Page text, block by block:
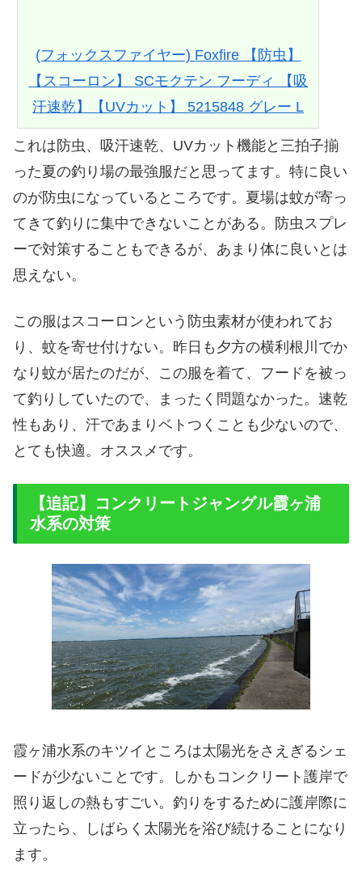
(フォックスファイヤー) Foxfire 【防虫】
【スコーロン】 SCモクテン フーディ 【吸
汗速乾】【UVカット】 5215848 グレー L
これは防虫、吸汗速乾、UVカット機能と三拍子揃
った夏の釣り場の最強服だと思ってます。特に良い
のが防虫になっているところです。夏場は蚊が寄っ
てきて釣りに集中できないことがある。防虫スプレ
ーで対策することもできるが、あまり体に良いとは
思えない。
この服はスコーロンという防虫素材が使われてお
り、蚊を寄せ付けない。昨日も夕方の横利根川でか
なり蚊が居たのだが、この服を着て、フードを被っ
て釣りしていたので、まったく問題なかった。速乾
性もあり、汗であまりベトつくことも少ないので、
とても快適。オススメです。
【追記】コンクリートジャングル霞ヶ浦
水系の対策
霞ヶ浦水系のキツイところは太陽光をさえぎるシェ
ードが少ないことです。しかもコンクリート護岸で
照り返しの熱もすごい。釣りをするために護岸際に
立ったら、しばらく太陽光を浴び続けることになり
ます。